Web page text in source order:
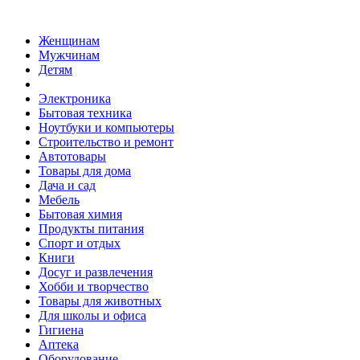
Женщинам
Мужчинам
Детям
Электроника
Бытовая техника
Ноутбуки и компьютеры
Строительство и ремонт
Автотовары
Товары для дома
Дача и сад
Мебель
Бытовая химия
Продукты питания
Спорт и отдых
Книги
Досуг и развлечения
Хобби и творчество
Товары для животных
Для школы и офиса
Гигиена
Аптека